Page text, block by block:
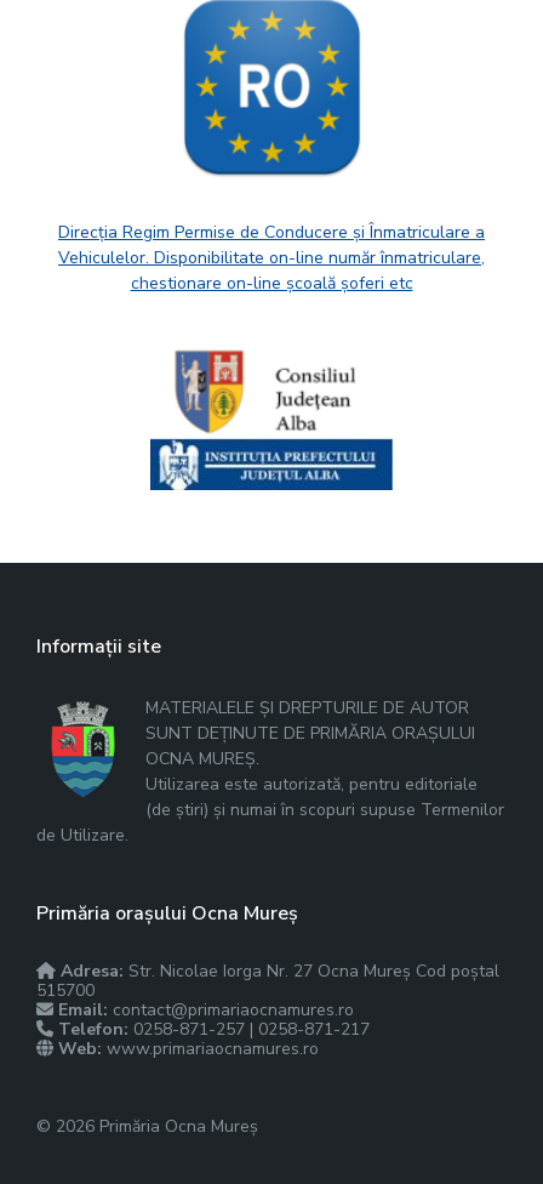
Direcția Regim Permise de Conducere și Înmatriculare a
Vehiculelor. Disponibilitate on-line număr înmatriculare,
chestionare on-line școală șoferi etc
Informații site
MATERIALELE ȘI DREPTURILE DE AUTOR
SUNT DEȚINUTE DE PRIMĂRIA ORAȘULUI
OCNA MUREȘ.
Utilizarea este autorizată, pentru editoriale
(de știri) și numai în scopuri supuse Termenilor
de Utilizare.
Primăria orașului Ocna Mureș
Adresa: Str. Nicolae Iorga Nr. 27 Ocna Mureș Cod poștal
515700
Email: contact@primariaocnamures.ro
Telefon: 0258-871-257 | 0258-871-217
Web: www.primariaocnamures.ro
© 2026 Primăria Ocna Mureș